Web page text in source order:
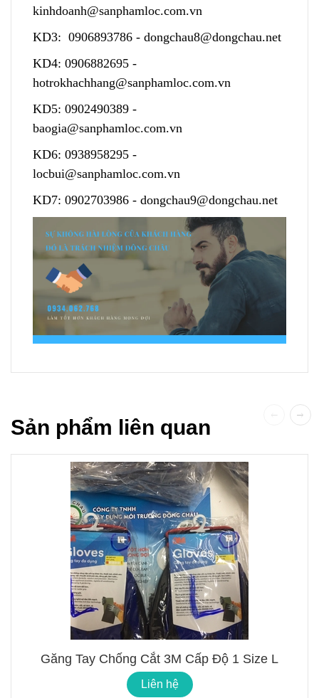
kinhdoanh@sanphamloc.com.vn
KD3: 0906893786 - dongchau8@dongchau.net
KD4: 0906882695 -
hotrokhachhang@sanphamloc.com.vn
KD5: 0902490389 -
baogia@sanphamloc.com.vn
KD6: 0938958295 -
locbui@sanphamloc.com.vn
KD7: 0902703986 - dongchau9@dongchau.net
Sản phẩm liên quan
Găng Tay Chống Cắt 3M Cấp Độ 1 Size L
Liên hệ